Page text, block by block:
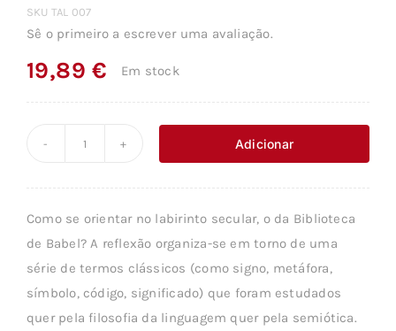
SKU TAL 007
Sê o primeiro a escrever uma avaliação.
19,89€ Em stock
LINGUAGEM
Adicionar
Como se orientar no labirinto secular, o da Biblioteca
de Babel? A reflexão organiza-se em torno de uma
série de termos clássicos (como signo, metáfora,
símbolo, código, significado) que foram estudados
quer pela filosofia da linguagem quer pela semiótica.